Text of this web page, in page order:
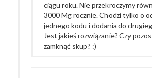
ciągu roku. Nie przekroczymy
3000 Mg rocznie. Chodzi tylko o
jednego kodu i dodania do
Jest jakieś rozwiązanie? Czy
zamknąć skup? :)